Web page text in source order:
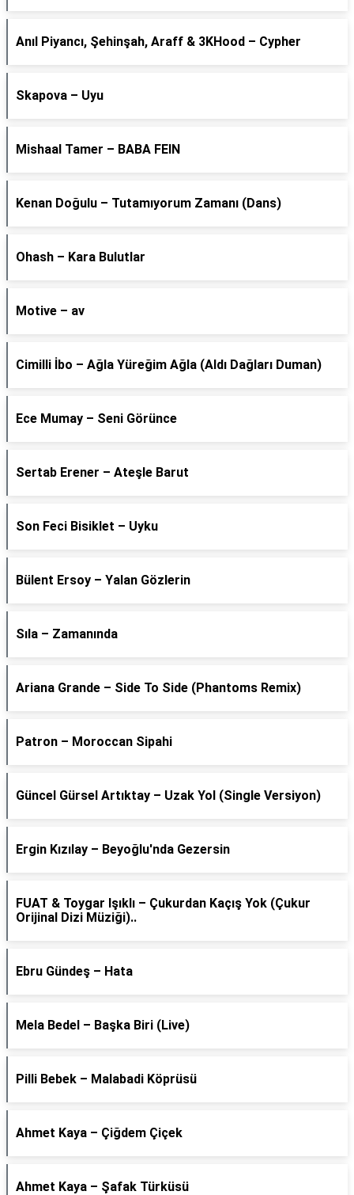
Anıl Piyancı, Şehinşah, Araff & 3KHood – Cypher
Skapova – Uyu
Mishaal Tamer – BABA FEIN
Kenan Doğulu – Tutamıyorum Zamanı (Dans)
Ohash – Kara Bulutlar
Motive – av
Cimilli İbo – Ağla Yüreğim Ağla (Aldı Dağları Duman)
Ece Mumay – Seni Görünce
Sertab Erener – Ateşle Barut
Son Feci Bisiklet – Uyku
Bülent Ersoy – Yalan Gözlerin
Sıla – Zamanında
Ariana Grande – Side To Side (Phantoms Remix)
Patron – Moroccan Sipahi
Güncel Gürsel Artıktay – Uzak Yol (Single Versiyon)
Ergin Kızılay – Beyoğlu'nda Gezersin
FUAT & Toygar Işıklı – Çukurdan Kaçış Yok (Çukur
Orijinal Dizi Müziği)..
Ebru Gündeş – Hata
Mela Bedel – Başka Biri (Live)
Pilli Bebek – Malabadi Köprüsü
Ahmet Kaya – Çiğdem Çiçek
Ahmet Kaya – Şafak Türküsü